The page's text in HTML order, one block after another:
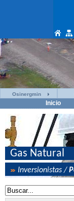
Osinergmin
Inicio